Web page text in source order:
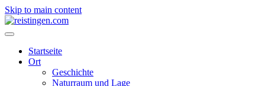
Skip to main content
Startseite
Ort
Geschichte
Naturraum und Lage